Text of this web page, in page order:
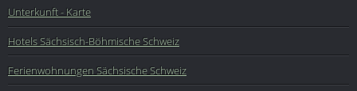
Unterkunft - Karte
Hotels Sächsisch-Böhmische Schweiz
Ferienwohnungen Sächsische Schweiz